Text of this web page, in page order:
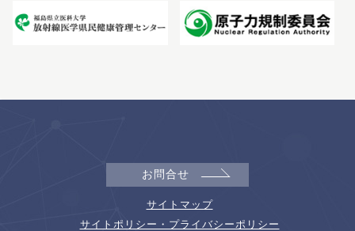
お問合せ
サイトマップ
サイトポリシー・プライバシーポリシー